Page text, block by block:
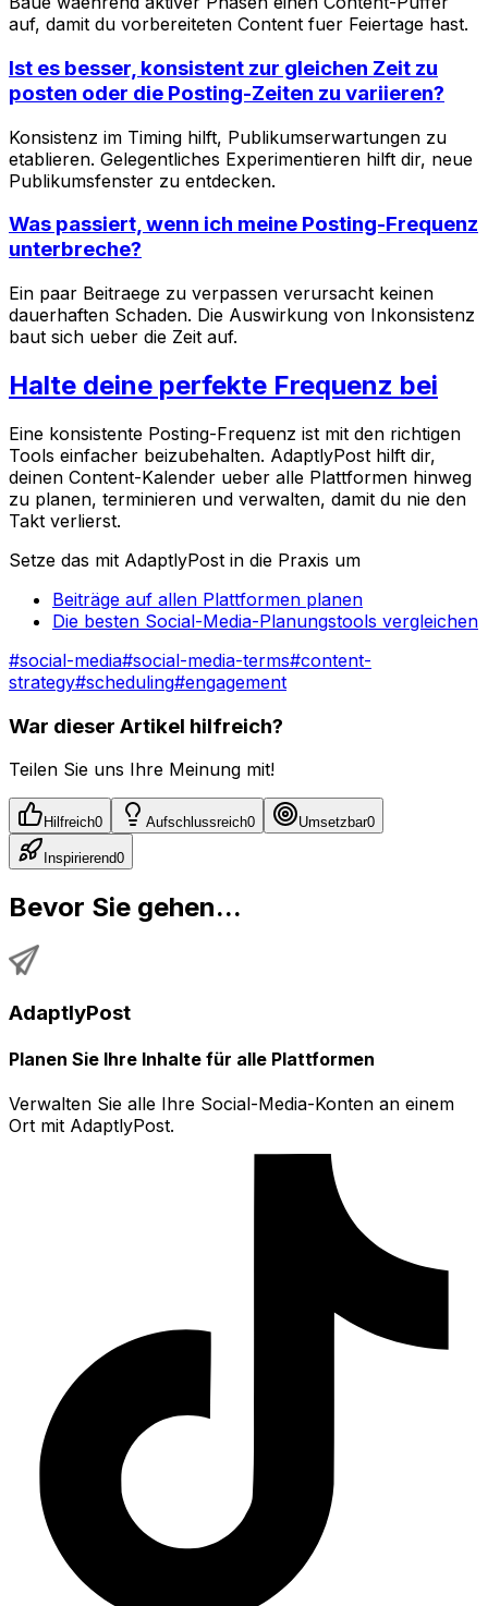
auf, damit du vorbereiteten Content fuer Feiertage hast.
Ist es besser, konsistent zur gleichen Zeit zu
posten oder die Posting-Zeiten zu variieren?
Konsistenz im Timing hilft, Publikumserwartungen zu
etablieren. Gelegentliches Experimentieren hilft dir, neue
Publikumsfenster zu entdecken.
Was passiert, wenn ich meine Posting-Frequenz
unterbreche?
Ein paar Beitraege zu verpassen verursacht keinen
dauerhaften Schaden. Die Auswirkung von Inkonsistenz
baut sich ueber die Zeit auf.
Halte deine perfekte Frequenz bei
Eine konsistente Posting-Frequenz ist mit den richtigen
Tools einfacher beizubehalten. AdaptlyPost hilft dir,
deinen Content-Kalender ueber alle Plattformen hinweg
zu planen, terminieren und verwalten, damit du nie den
Takt verlierst.
Setze das mit AdaptlyPost in die Praxis um
Beiträge auf allen Plattformen planen
Die besten Social-Media-Planungstools vergleichen
#social-media#social-media-terms#content-
strategy#scheduling#engagement
War dieser Artikel hilfreich?
Teilen Sie uns Ihre Meinung mit!
Hilfreich0 Aufschlussreich0 Umsetzbar0
Inspirierend0
Bevor Sie gehen...
AdaptlyPost
Planen Sie Ihre Inhalte für alle Plattformen
Verwalten Sie alle Ihre Social-Media-Konten an einem
Ort mit AdaptlyPost.